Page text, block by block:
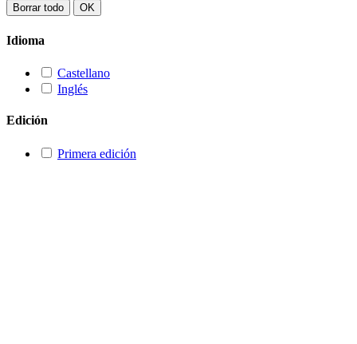
Borrar todo OK
Idioma
Castellano
Inglés
Edición
Primera edición